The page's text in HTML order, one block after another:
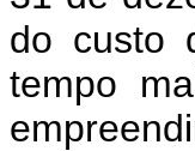
do custo
tempo